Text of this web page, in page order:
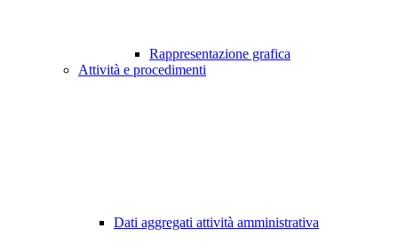
Rappresentazione grafica
Attività e procedimenti
Dati aggregati attività amministrativa